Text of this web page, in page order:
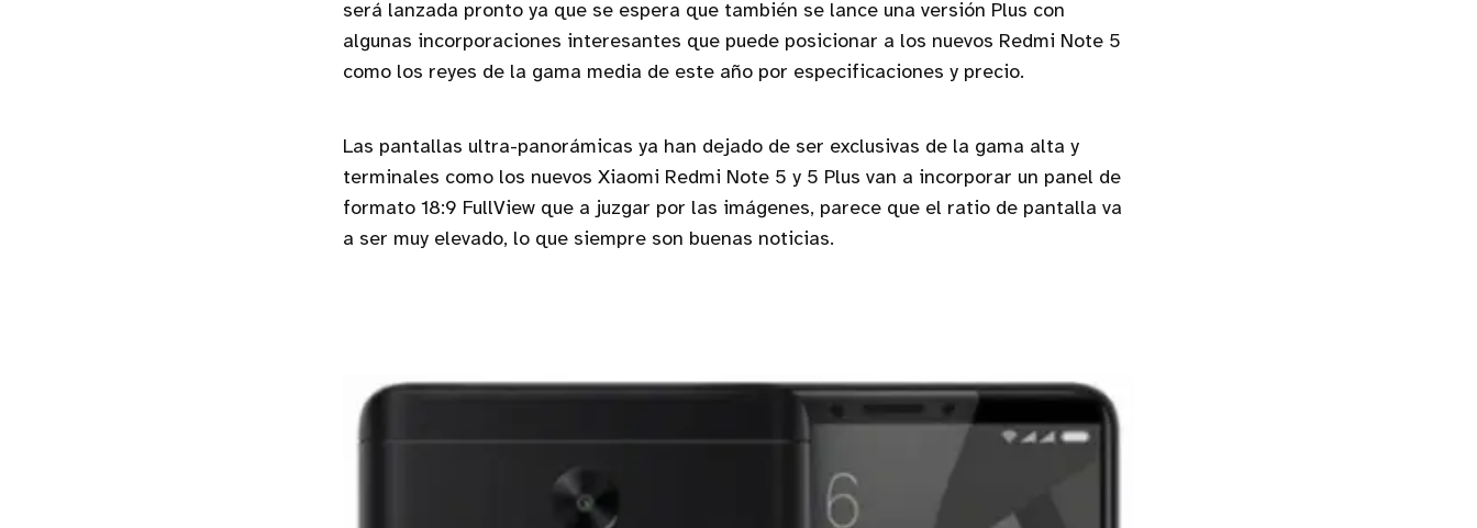
será lanzada pronto ya que se espera que también se lance una versión Plus con
algunas incorporaciones interesantes que puede posicionar a los nuevos Redmi Note 5
como los reyes de la gama media de este año por especificaciones y precio.
Las pantallas ultra-panorámicas ya han dejado de ser exclusivas de la gama alta y
terminales como los nuevos Xiaomi Redmi Note 5 y 5 Plus van a incorporar un panel de
formato 18:9 FullView que a juzgar por las imágenes, parece que el ratio de pantalla va
a ser muy elevado, lo que siempre son buenas noticias.